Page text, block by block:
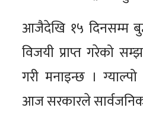
आजैदेखि १५ दिनसम्म
विजयी प्राप्त गरेको
गरी मनाइन्छ ।
आज सरकारले